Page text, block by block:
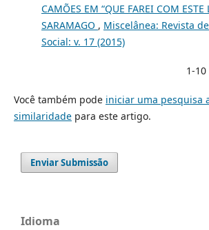
CAMÕES EM “QUE FAREI COM ESTE
SARAMAGO , Miscelânea: Revista
Social: v. 17 (2015)
1-
Você também pode iniciar uma pesquisa
similaridadepara este artigo.
Enviar Submissão
Idioma